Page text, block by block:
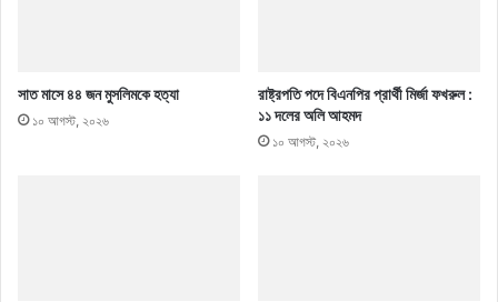
সাত মাসে ৪৪ জন মুসলিমকে হত্যা
১০ আগস্ট, ২০২৬
রাষ্ট্রপতি পদে বিএনপির প্রার্থী মির্জা ফখরুল :
১১ দলের অলি আহমদ
১০ আগস্ট, ২০২৬